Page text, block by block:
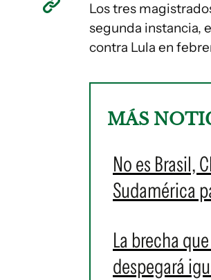
Los tres
segunda instancia,
contra Lula en
MÁS
No es Brasil,
Sudamérica
La brecha
despegará